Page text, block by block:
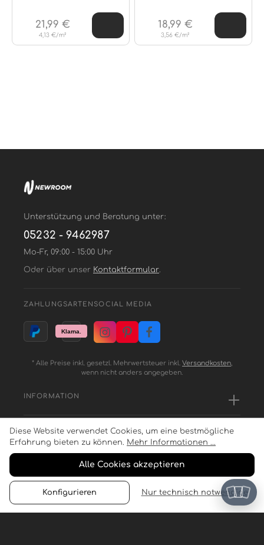
4,13 €/m²
21,99 €
3,56 €/m²
18,99 €
Unterstützung und Beratung unter:
05232 - 9462987
Mo-Fr, 09:00 - 15:00 Uhr
Oder über unser Kontaktformular.
ZAHLUNGSARTEN SOCIAL MEDIA
* Alle Preise inkl. gesetzl. Mehrwertsteuer inkl. Versandkosten,
wenn nicht anders angegeben.
INFORMATION
SERVICE
Diese Website verwendet Cookies, um eine bestmögliche
Erfahrung bieten zu können. Mehr Informationen ...
Alle Cookies akzeptieren
Konfigurieren Nur technisch notwendige